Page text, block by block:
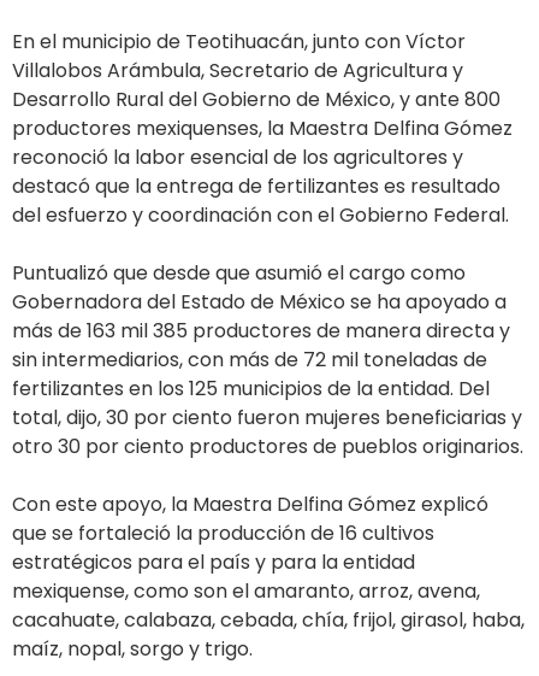
En el municipio de Teotihuacán, junto con Víctor
Villalobos Arámbula, Secretario de Agricultura y
Desarrollo Rural del Gobierno de México, y ante 800
productores mexiquenses, la Maestra Delfina Gómez
reconoció la labor esencial de los agricultores y
destacó que la entrega de fertilizantes es resultado
del esfuerzo y coordinación con el Gobierno Federal.
Puntualizó que desde que asumió el cargo como
Gobernadora del Estado de México se ha apoyado a
más de 163 mil 385 productores de manera directa y
sin intermediarios, con más de 72 mil toneladas de
fertilizantes en los 125 municipios de la entidad. Del
total, dijo, 30 por ciento fueron mujeres beneficiarias y
otro 30 por ciento productores de pueblos originarios.
Con este apoyo, la Maestra Delfina Gómez explicó
que se fortaleció la producción de 16 cultivos
estratégicos para el país y para la entidad
mexiquense, como son el amaranto, arroz, avena,
cacahuate, calabaza, cebada, chía, frijol, girasol, haba,
maíz, nopal, sorgo y trigo.